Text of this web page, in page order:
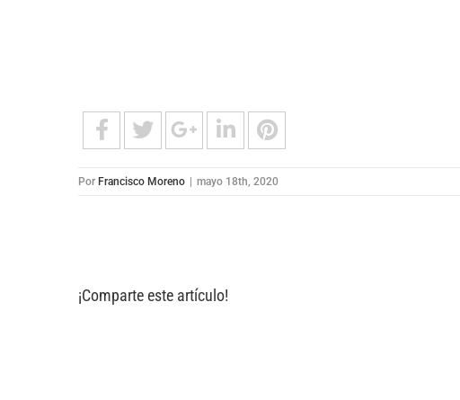
Por Francisco Moreno mayo 18th, 2020
¡Comparte este artículo!